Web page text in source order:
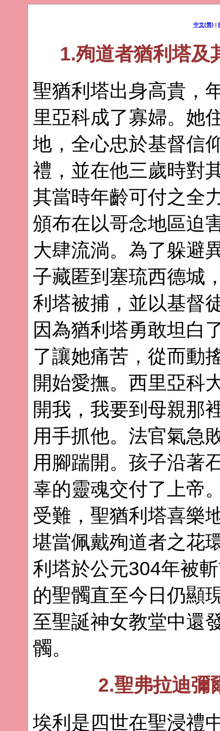
中文(简) |
1.殉道者猶利塔及
聖猶利塔出身高貴，
里亞科成了寡婦。她
地，全心忠於基督信
禮，並在他三歲時對
其當時年齡可付之全
頒布在以哥念地區迫
大肆流淌。為了躲避
子藏匿到塞琉西德城
利塔被捕，並以基督
因為猶利塔勇敢坦白
了讓她痛苦，從而動
開始愛撫。西里亞科
開我，我要到母親那
用手抓他。法官氣急
用腳踹開。孩子沿著
辜的靈魂交付了上帝
受難，聖猶利塔喜樂
堪當佩戴殉道者之花
利塔於公元304年被
的聖髑直至今日仍顯
至聖誕神女教堂中還
髑。
2.聖弗拉迪彌
埃利是四世在聖浸禮